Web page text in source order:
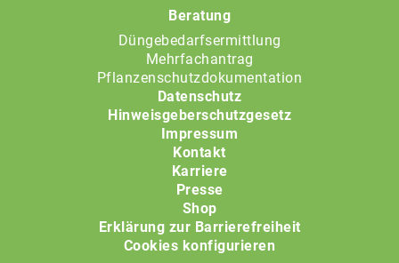
Beratung
Düngebedarfsermittlung
Mehrfachantrag
Pflanzenschutzdokumentation
Datenschutz
Hinweisgeberschutzgesetz
Impressum
Kontakt
Karriere
Presse
Shop
Erklärung zur Barrierefreiheit
Cookies konfigurieren